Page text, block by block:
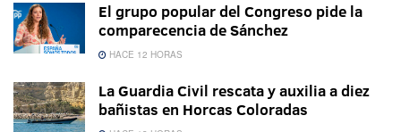
El grupo popular del Congreso pide la
comparecencia de Sánchez
HACE 12 HORAS
La Guardia Civil rescata y auxilia a diez
bañistas en Horcas Coloradas